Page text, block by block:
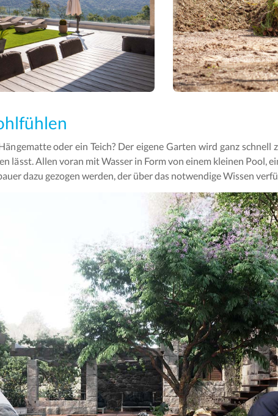
oder ein Teich? Der eigene Garten wird ganz
lässt. Allen voran mit Wasser in Form von einem kleinen Pool,
dazu gezogen werden, der über das notwendige Wissen